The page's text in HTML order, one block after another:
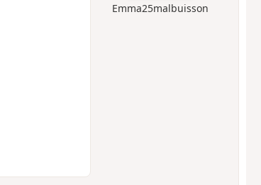
Emma25malbuisson